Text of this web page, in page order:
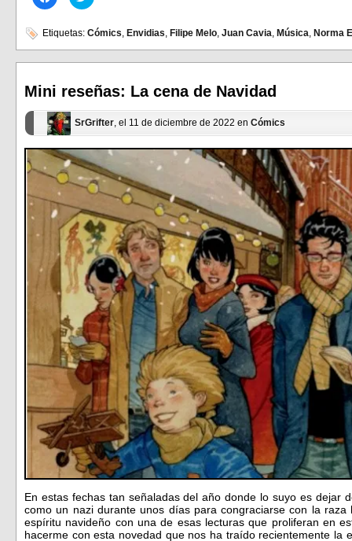
clic
en
Facebook
(Se
abre
ventana
nueva)
clic
en
(Se
abre
ventana
nueva)
Etiquetas: Cómics, Envidias, Filipe Melo, Juan Cavia, Música, Norma
Mini reseñas: La cena de Navidad
SrGrifter, el 11 de diciembre de 2022 en Cómics
En estas fechas tan señaladas del año donde lo suyo es dejar
como un nazi durante unos días para congraciarse con la
espíritu navideño con una de esas lecturas que proliferan en
hacerme con esta novedad que nos ha traído recientemente la